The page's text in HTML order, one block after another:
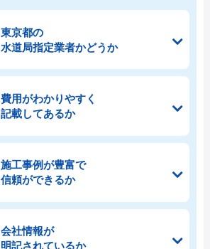
東京都の
水道局指定業者かどうか
費用がわかりやすく
記載してあるか
施工事例が豊富で
信頼ができるか
会社情報が
明記されているか